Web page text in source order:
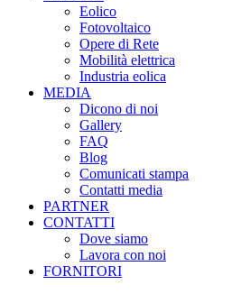
Eolico
Fotovoltaico
Opere di Rete
Mobilità elettrica
Industria eolica
MEDIA
Dicono di noi
Gallery
FAQ
Blog
Comunicati stampa
Contatti media
PARTNER
CONTATTI
Dove siamo
Lavora con noi
FORNITORI